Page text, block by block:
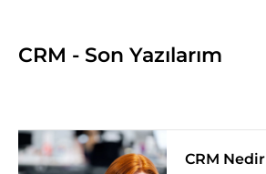
CRM - Son Yazılarım
CRM Nedir